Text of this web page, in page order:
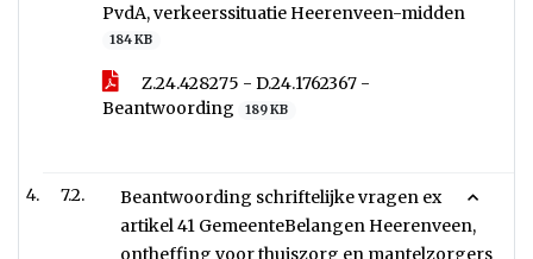
PvdA, verkeerssituatie Heerenveen-midden
184 KB
Z.24.428275 - D.24.1762367 -
Beantwoording
189 KB
7.2.
Beantwoording schriftelijke vragen ex
artikel 41 GemeenteBelangen Heerenveen,
ontheffing voor thuiszorg en mantelzorgers